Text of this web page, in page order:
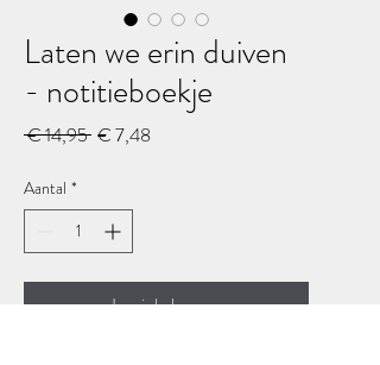
Laten we erin duiven
- notitieboekje
€ 14,95 Normale
€ 7,48Verkoopprijs
Aantal *
In winkelwagen